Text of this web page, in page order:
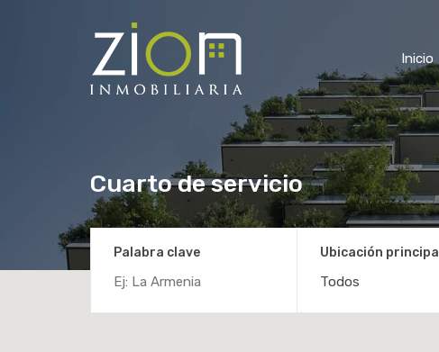
Inicio
Cuarto de servicio
Palabra clave Ubicación principal
Todos